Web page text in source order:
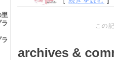
里
この
archives &